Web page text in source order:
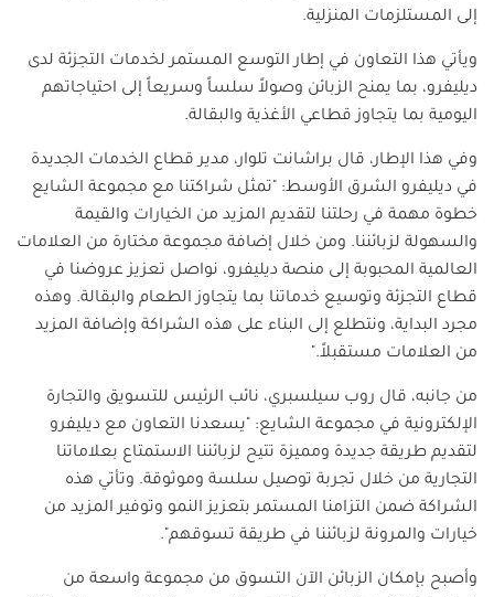
إلى المستلزمات المنزلية.
ويأتي هذا التعاون في إطار التوسع المستمر لخدمات التجزئة لدى
ديليفرو، بما يمنح الزبائن وصولاً سلساً وسريعاً إلى احتياجاتهم
اليومية بما يتجاوز قطاعي الأغذية والبقالة.
وفي هذا الإطار، قال براشانت تلوار، مدير قطاع الخدمات الجديدة
في ديليفرو الشرق الأوسط:
تمثل شراكتنا مع مجموعة الشايع
خطوة مهمة في رحلتنا لتقديم المزيد من الخيارات والقيمة
والسهولة لزبائننا. ومن خلال إضافة مجموعة مختارة من العلامات
العالمية المحبوبة إلى منصة ديليفرو، نواصل تعزيز عروضنا في
قطاع التجزئة وتوسيع خدماتنا بما يتجاوز الطعام والبقالة. وهذه
مجرد البداية، ونتطلع إلى البناء على هذه الشراكة وإضافة المزيد
من العلامات مستقبلاً."
من جانبه، قال روب سيلسبري، نائب الرئيس للتسويق والتجارة
الإلكترونية في مجموعة الشايع:
يسعدنا التعاون مع ديليفرو
لتقديم طريقة جديدة ومميزة تتيح لزبائننا الاستمتاع بعلاماتنا
التجارية من خلال تجربة توصيل سلسة وموثوقة. وتأتي هذه
الشراكة ضمن التزامنا المستمر بتعزيز النمو وتوفير المزيد من
خيارات والمرونة لزبائننا في طريقة تسوقهم".
وأصبح بإمكان الزبائن الآن التسوق من مجموعة واسعة من